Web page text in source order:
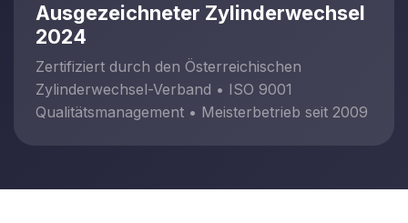
Ausgezeichneter Zylinderwechsel
2024
Zertifiziert durch den Österreichischen
Zylinderwechsel-Verband • ISO 9001
Qualitätsmanagement • Meisterbetrieb seit 2009